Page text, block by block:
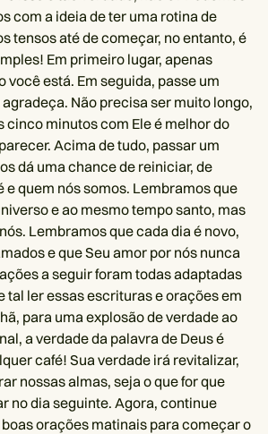
com a ideia de ter uma rotina de
tensos até de começar, no entanto, é
Em primeiro lugar, apenas
você está. Em seguida, passe um
Não precisa ser muito longo,
cinco minutos com Ele é melhor do
Acima de tudo, passar um
dá uma chance de reiniciar, de
e quem nós somos. Lembramos que
e ao mesmo tempo santo, mas
Lembramos que cada dia é novo,
e que Seu amor por nós nunca
a seguir foram todas adaptadas
tal ler essas escrituras e orações em
para uma explosão de verdade ao
a verdade da palavra de Deus é
café! Sua verdade irá revitalizar,
nossas almas, seja o que for que
no dia seguinte. Agora, continue
orações matinais para começar o